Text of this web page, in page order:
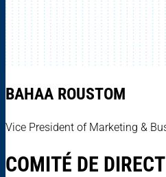
BAHAA ROUSTOM
Vice President of Marketing &
COMITÉ DE